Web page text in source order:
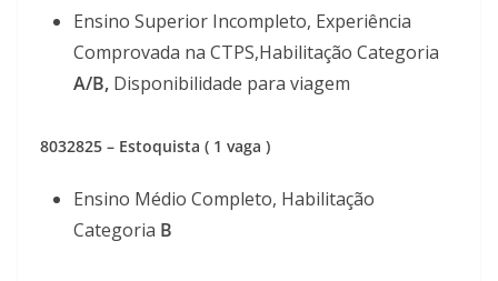
Ensino Superior Incompleto, Experiência
Comprovada na CTPS,Habilitação Categoria
A/B, Disponibilidade para viagem
8032825 – Estoquista ( 1 vaga )
Ensino Médio Completo, Habilitação
Categoria B